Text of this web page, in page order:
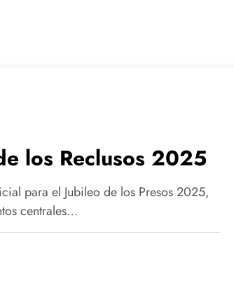
los Reclusos 2025
para el Jubileo de los Presos 2025,
centrales…